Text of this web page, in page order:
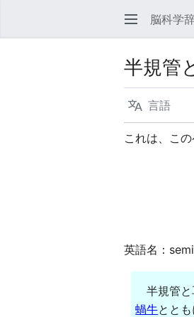
脳科学
半規管
言語
これは、こ
英語名：
半規管と
蝸牛とと